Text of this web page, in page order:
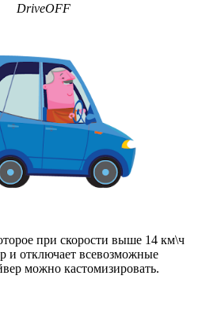
DriveOFF
при скорости выше 14 км\ч
и отключает всевозможные
можно кастомизировать.